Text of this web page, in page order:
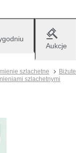
Aukcje
szlachetne
szlachetnymi